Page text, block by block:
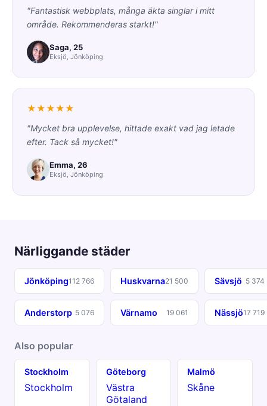
"Fantastisk webbplats, många äkta singlar i mitt
område. Rekommenderas starkt!"
Saga, 25
Eksjö, Jönköping
★★★★★
"Mycket bra upplevelse, hittade exakt vad jag letade
efter. Tack så mycket!"
Emma, 26
Eksjö, Jönköping
Närliggande städer
Jönköping112 766 Huskvarna21 500 Sävsjö 5 374
Anderstorp 5 076 Värnamo 19 061 Nässjö17 719
Also popular
Stockholm
Stockholm
Göteborg
Västra
Götaland
Malmö
Skåne